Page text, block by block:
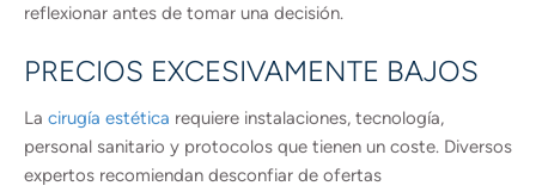
reflexionar antes de tomar una decisión.
PRECIOS EXCESIVAMENTE BAJOS
La cirugía estética requiere instalaciones, tecnología,
personal sanitario y protocolos que tienen un coste. Diversos
expertos recomiendan desconfiar de ofertas